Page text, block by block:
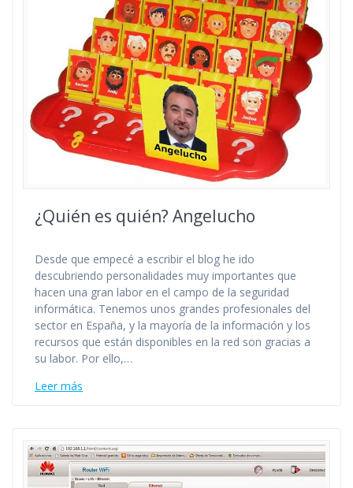
¿Quién es quién? Angelucho
Desde que empecé a escribir el blog he ido
descubriendo personalidades muy importantes que
hacen una gran labor en el campo de la seguridad
informática. Tenemos unos grandes profesionales del
sector en España, y la mayoría de la información y los
recursos que están disponibles en la red son gracias a
su labor. Por ello,…
Leer más